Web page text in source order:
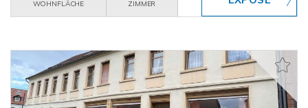
WOHNFLÄCHE
ZIMMER